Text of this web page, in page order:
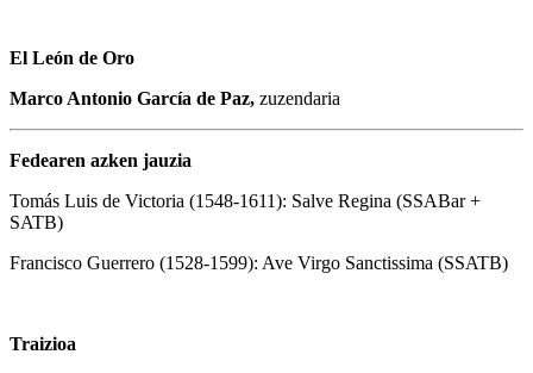
El León de Oro
Marco Antonio García de Paz, zuzendaria
Fedearen azken jauzia
Tomás Luis de Victoria (1548-1611): Salve Regina (SSABar +
SATB)
Francisco Guerrero (1528-1599): Ave Virgo Sanctissima (SSATB)
Traizioa